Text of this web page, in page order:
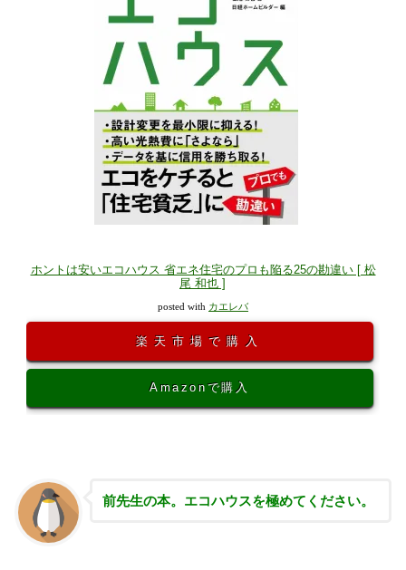
ホントは安いエコハウス 省エネ住宅のプロも陥る25の勘違い [ 松
尾 和也 ]
posted with カエレバ
楽天市場で購入
Amazonで購入
前先生の本。エコハウスを極めてください。